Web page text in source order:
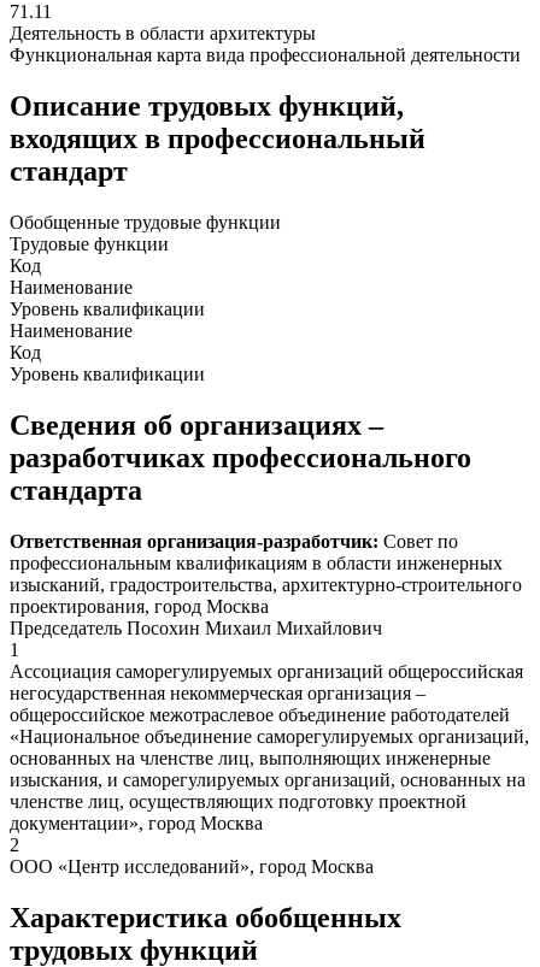
71.11
Деятельность в области архитектуры
Функциональная карта вида профессиональной деятельности
Описание трудовых функций,
входящих в профессиональный
стандарт
Обобщенные трудовые функции
Трудовые функции
Код
Наименование
Уровень квалификации
Наименование
Код
Уровень квалификации
Сведения об организациях –
разработчиках профессионального
стандарта
Ответственная организация-разработчик: Совет по
профессиональным квалификациям в области инженерных
изысканий, градостроительства, архитектурно-строительного
проектирования, город Москва
Председатель Посохин Михаил Михайлович
1
Ассоциация саморегулируемых организаций общероссийская
негосударственная некоммерческая организация –
общероссийское межотраслевое объединение работодателей
«Национальное объединение саморегулируемых организаций,
основанных на членстве лиц, выполняющих инженерные
изыскания, и саморегулируемых организаций, основанных на
членстве лиц, осуществляющих подготовку проектной
документации», город Москва
2
ООО «Центр исследований», город Москва
Характеристика обобщенных
трудовых функций